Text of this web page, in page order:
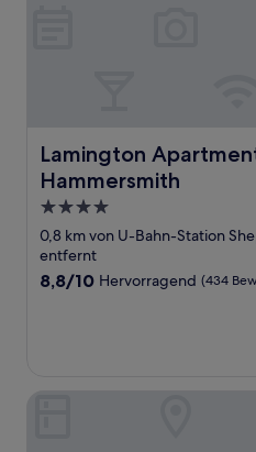
Lamington
Hammersmith
Lamington Apartments -
4.0-
Sterne-
Unterkunft
0,8 km von U-Bahn-Station
entfernt
8.8
8,8/10 Hervorragend (434